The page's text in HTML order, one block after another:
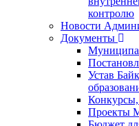
контролю
Новости
Документы
Устав
Проекты